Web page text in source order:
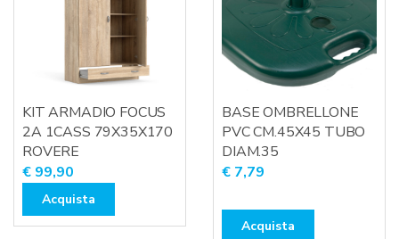
KIT ARMADIO FOCUS
2A 1CASS 79X35X170
ROVERE
€ 99,90
Acquista
BASE OMBRELLONE
PVC CM.45X45 TUBO
DIAM.35
€ 7,79
Acquista